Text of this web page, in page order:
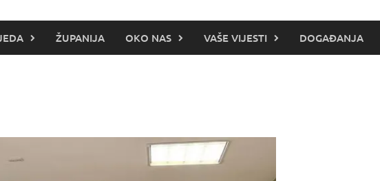
ŽUPANIJA OKO NAS VAŠE VIJESTI DOGAĐANJA